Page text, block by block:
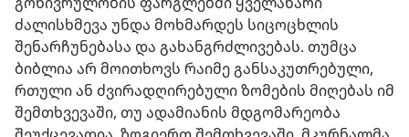
ძალისხმევა უნდა მოხმარდეს სიცოცხლის
შენარჩუნებასა და გახანგრძლივებას. თუმცა
ბიბლია არ მოითხოვს რაიმე განსაკუთრებული,
რთული ან ძვირადღირებული ზომების მიღებას იმ
შემთხვევაში, თუ ადამიანის მდგომარეობა